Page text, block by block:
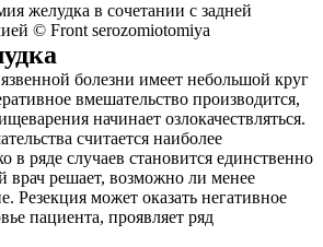
желудка в сочетании с задней
© Front serozomiotomiya
болезни имеет небольшой круг
вмешательство производится,
начинает озлокачествляться.
считается наиболее
в ряде случаев становится единственно
решает, возможно ли менее
Резекция может оказать негативное
пациента, проявляет ряд